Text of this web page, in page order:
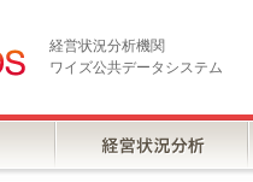
経営状況分析機関
ワイズ公共データシステム